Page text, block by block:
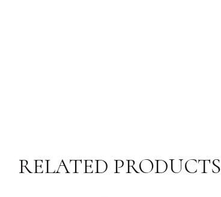
RELATED PRODUCTS